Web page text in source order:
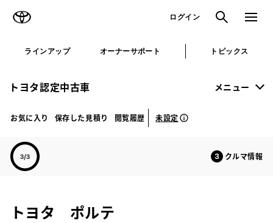
ログイン 検索 メニュ
ラインアップ オーナーサポート トピックス
トヨタ認定中古車 メニュー
お気に入り 保存した見積り 閲覧履歴 未設定
クルマ情報
トヨタ ポルテ